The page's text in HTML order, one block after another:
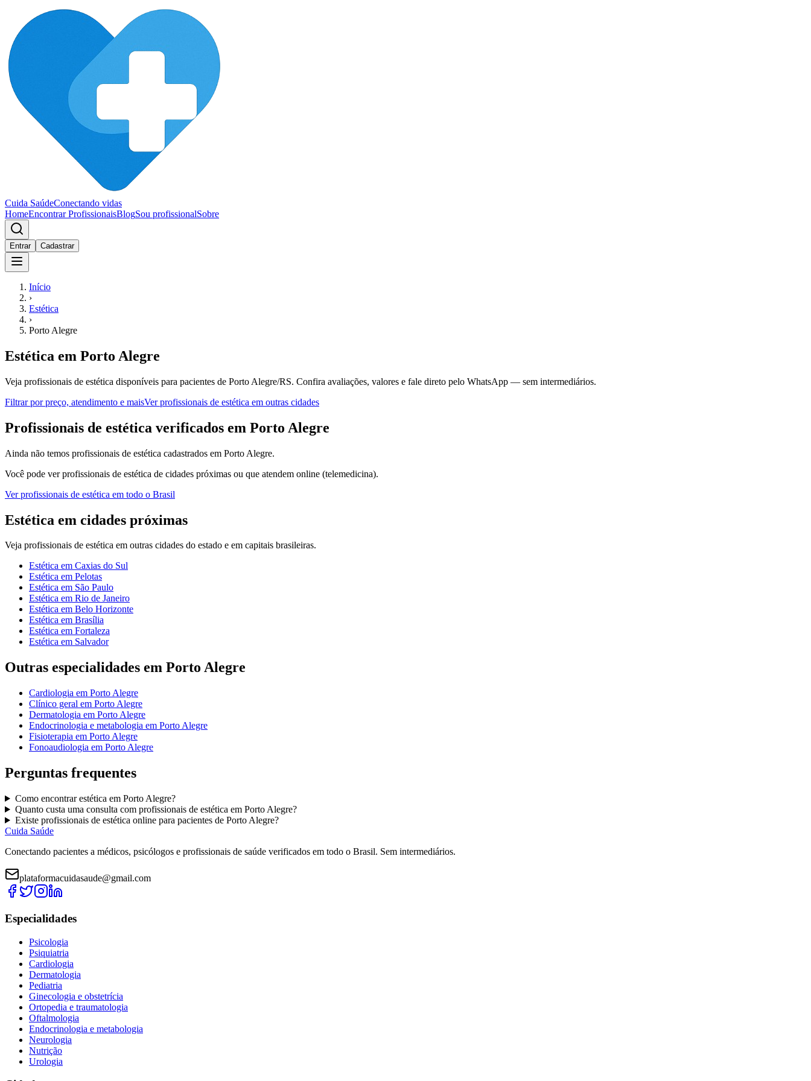
Cuida SaúdeConectando vidas
HomeEncontrar ProfissionaisBlogSou profissionalSobre
Entrar Cadastrar
Início
›
Estética
›
Porto Alegre
Estética em Porto Alegre
Veja profissionais de estética disponíveis para pacientes de Porto Alegre/RS. Confira avaliações, valores e fale direto pelo WhatsApp — sem intermediários.
Filtrar por preço, atendimento e maisVerprofissionais de estética em outras cidades
Profissionais de estética verificados em Porto Alegre
Ainda não temos profissionais de estética cadastrados em Porto Alegre.
Você pode verprofissionais de estética de cidades próximas ou que atendem online (telemedicina).
Verprofissionais de estética em todo o Brasil
Estética em cidades próximas
Veja profissionais de estética em outras cidades do estado e em capitais brasileiras.
Estética em Caxias do Sul
Estética em Pelotas
Estética em São Paulo
Estética em Rio de Janeiro
Estética em Belo Horizonte
Estética em Brasília
Estética em Fortaleza
Estética em Salvador
Outras especialidades em Porto Alegre
Cardiologia em Porto Alegre
Clínico geral em Porto Alegre
Dermatologia em Porto Alegre
Endocrinologia e metabologia em Porto Alegre
Fisioterapia em Porto Alegre
Fonoaudiologia em Porto Alegre
Perguntas frequentes
Como encontrarestética em Porto Alegre?
Quanto custa uma consulta com profissionais de estética em Porto Alegre?
Existe profissionais de estética online para pacientes de Porto Alegre?
Cuida Saúde
Conectando pacientes a médicos, psicólogos e profissionais de saúde verificados em todo o Brasil. Sem intermediários.
plataformacuidasaude@gmail.com
Especialidades
Psicologia
Psiquiatria
Cardiologia
Dermatologia
Pediatria
Ginecologia e obstetrícia
Ortopedia e traumatologia
Oftalmologia
Endocrinologia e metabologia
Neurologia
Nutrição
Urologia